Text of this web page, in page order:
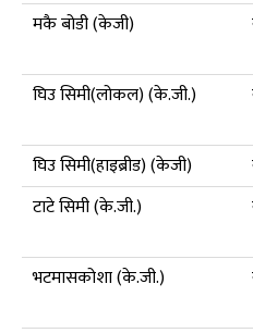
मकै बोडी (केजी)
घिउ सिमी(लोकल) (के.जी.)
घिउ सिमी(हाइब्रीड) (केजी)
टाटे सिमी (के.जी.)
भटमासकोशा (के.जी.)